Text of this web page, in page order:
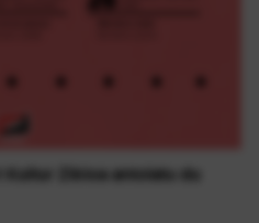
Kultur Zikloa antolatu du